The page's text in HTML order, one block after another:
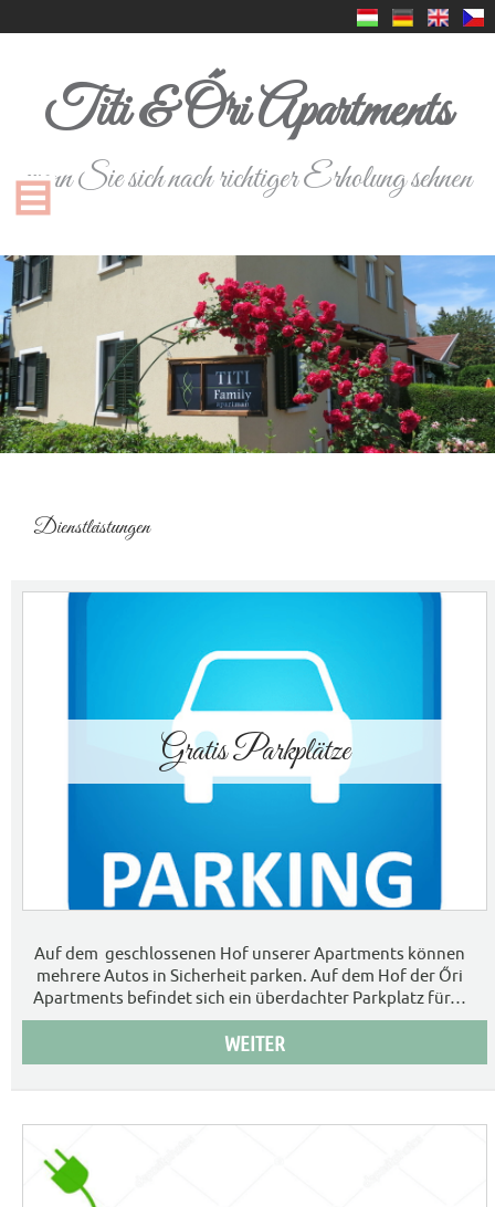
Titi & Őri Apartments
wenn Sie sich nach richtiger Erholung sehnen
Dienstleistungen
Gratis Parkplätze
Auf dem geschlossenen Hof unserer Apartments können
mehrere Autos in Sicherheit parken. Auf dem Hof ​​der Őri
Apartments befindet sich ein überdachter Parkplatz für…
WEITER